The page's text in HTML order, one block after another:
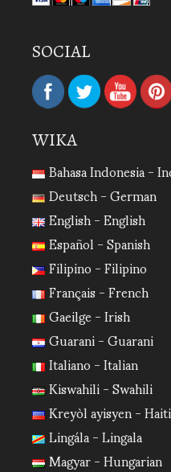
SOCIAL
WIKA
Bahasa Indonesia -
Deutsch - German
English - English
Español - Spanish
Filipino - Filipino
Français - French
Gaeilge - Irish
Guarani - Guarani
Italiano - Italian
Kiswahili - Swahili
Kreyòl ayisyen -
Lingála - Lingala
Magyar - Hungarian